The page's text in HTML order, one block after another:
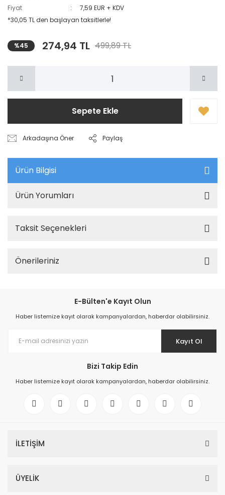
Fiyat
7,59 EUR + KDV
*30,05 TL den başlayan taksitlerle!
%45 274,94 TL 499,89 TL
Sepete Ekle
Arkadaşına Öner Paylaş
Ürün Bilgisi
Ürün Yorumları
Taksit Seçenekleri
Önerileriniz
E-Bülten'e Kayıt Olun
Haber listemize kayıt olarak kampanyalardan, haberdar olabilirsiniz.
Kayıt Ol
Bizi Takip Edin
Haber listemize kayıt olarak kampanyalardan, haberdar olabilirsiniz.
İLETİŞİM
ÜYELİK